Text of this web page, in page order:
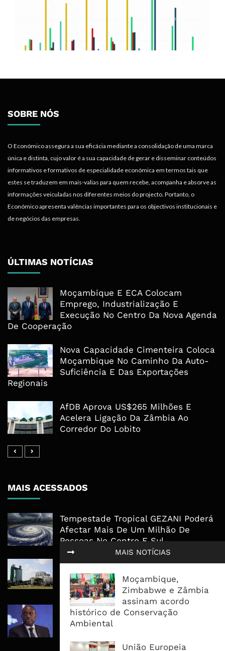
MAIS NOTÍCIAS
Moçambique,
Zimbabwe e Zâmbia
assinam acordo
histórico de Conservação
Ambiental
União Europeia
SOBRE NÓS
O Económico assegura a sua eficácia mediante a consolidação de uma marca
única e distinta, cujo valor é a sua capacidade de gerar e disseminar conteúdos
informativos e formativos de especialidade económica em termos tais que
estes se traduzem em mais-valias para quem recebe, acompanha e absorve as
informações veiculadas nos diferentes meios do projecto. Portanto, o
Económico apresenta valências importantes para os objectivos institucionais e
de negócios das empresas.
ÚLTIMAS NOTÍCIAS
Moçambique E ECA Colocam
Emprego, Industrialização E
Execução No Centro Da Nova Agenda
De Cooperação
Nova Capacidade Cimenteira Coloca
Moçambique No Caminho Da Auto-
Suficiência E Das Exportações
Regionais
AfDB Aprova US$265 Milhões E
Acelera Ligação Da Zâmbia Ao
Corredor Do Lobito
MAIS ACESSADOS
Tempestade Tropical GEZANI Poderá
Afectar Mais De Um Milhão De
Pessoas No Centro E Sul ...
Governo admite nova operadora
para a Mozal após suspensão das
operações
CEO do Standard Bank pede ao
Governo que “saia do caminho” e